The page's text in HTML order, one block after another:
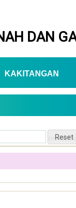
DAN
KAKITANGAN